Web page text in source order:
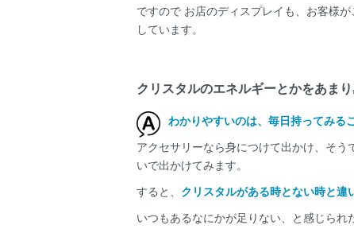
ですので お店のディスプレイも、お客様
しています。
クリスタルのエネルギーとかをあま
わかりやすいのは、毎日持ってみる
アクセサリーなら身につけて出かけ、そ
いで出かけてみます。
すると、 クリスタルがある時とない時と
いつもあるなにかが足りない、と感じられ